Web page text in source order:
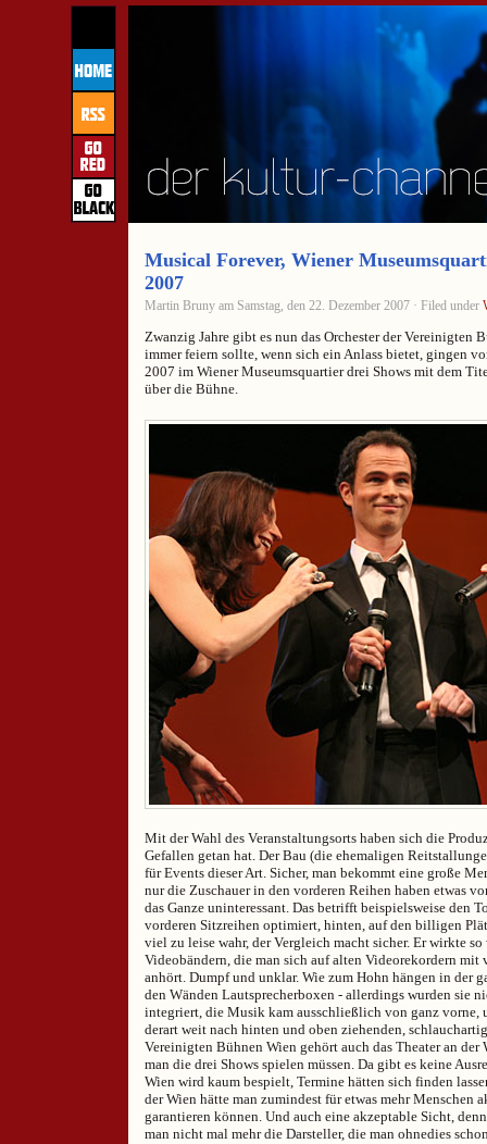
Musical Forever, Wiener
2007
Martin Bruny am Samstag, den 22. Dezember 2007 · Filed under
Zwanzig Jahre gibt es nun das Orchester der Vereinigten
immer feiern sollte, wenn sich ein Anlass bietet, gingen
2007 im Wiener Museumsquartier drei Shows mit dem
über die Bühne.
Mit der Wahl des Veranstaltungsorts haben sich die
Gefallen getan hat. Der Bau (die ehemaligen
für Events dieser Art. Sicher, man bekommt eine große
nur die Zuschauer in den vorderen Reihen haben etwas
das Ganze uninteressant. Das betrifft beispielsweise den
vorderen Sitzreihen optimiert, hinten, auf den billigen
viel zu leise wahr, der Vergleich macht sicher. Er wirkte
Videobändern, die man sich auf alten Videorekordern mit
anhört. Dumpf und unklar. Wie zum Hohn hängen in der
den Wänden Lautsprecherboxen - allerdings wurden sie
integriert, die Musik kam ausschließlich von ganz vorne,
derart weit nach hinten und oben ziehenden,
Vereinigten Bühnen Wien gehört auch das Theater an der
man die drei Shows spielen müssen. Da gibt es keine
Wien wird kaum bespielt, Termine hätten sich finden
der Wien hätte man zumindest für etwas mehr Menschen
garantieren können. Und auch eine akzeptable Sicht,
man nicht mal mehr die Darsteller, die man ohnedies